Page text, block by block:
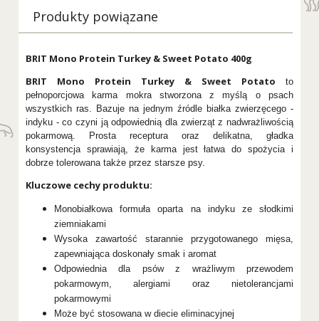
Produkty powiązane
BRIT Mono Protein Turkey & Sweet Potato 400g
BRIT Mono Protein Turkey & Sweet Potato to
pełnoporcjowa karma mokra stworzona z myślą o psach
wszystkich ras. Bazuje na jednym źródle białka zwierzęcego -
indyku - co czyni ją odpowiednią dla zwierząt z nadwrażliwością
pokarmową. Prosta receptura oraz delikatna, gładka
konsystencja sprawiają, że karma jest łatwa do spożycia i
dobrze tolerowana także przez starsze psy.
Kluczowe cechy produktu:
Monobiałkowa formuła oparta na indyku ze słodkimi
ziemniakami
Wysoka zawartość starannie przygotowanego mięsa,
zapewniająca doskonały smak i aromat
Odpowiednia dla psów z wrażliwym przewodem
pokarmowym, alergiami oraz nietolerancjami
pokarmowymi
Może być stosowana w diecie eliminacyjnej